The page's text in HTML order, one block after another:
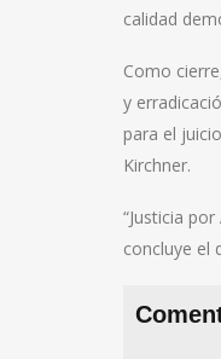
calidad
Como
y
para el
Kirchner.
“Justicia
concluye el